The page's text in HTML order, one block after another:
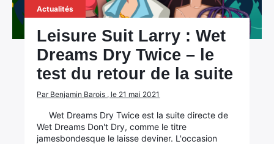
Actualités
Leisure Suit Larry : Wet
Dreams Dry Twice – le
test du retour de la suite
Par Benjamin Barois , le 21 mai 2021
Wet Dreams Dry Twice est la suite directe de
Wet Dreams Don't Dry, comme le titre
jamesbondesque le laisse deviner. L'occasion